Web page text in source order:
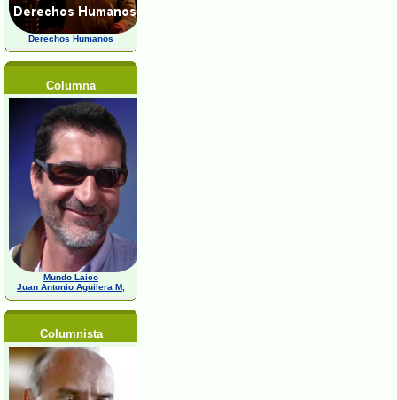
Derechos Humanos
Columna
Mundo Laico
Juan Antonio Aguilera M,
Columnista